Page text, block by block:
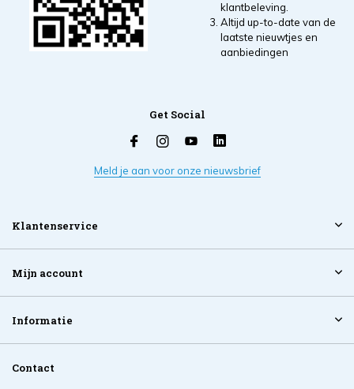
klantbeleving.
Altijd up-to-date van de
laatste nieuwtjes en
aanbiedingen
Get Social
Meld je aan voor onze nieuwsbrief
Klantenservice
Mijn account
Informatie
Contact